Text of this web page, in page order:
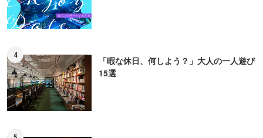
4
「暇な休日、何しよう？」大人の一人遊び
15選